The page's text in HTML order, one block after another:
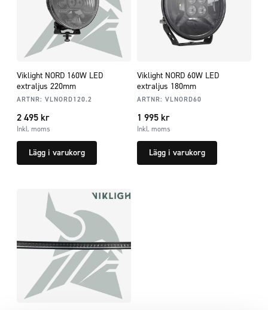
Viklight NORD 160W LED
extraljus 220mm
ARTNR: VLNORD120.2
2 495 kr
Inkl. moms
Lägg i varukorg
Viklight NORD 60W LED
extraljus 180mm
ARTNR: VLNORD60
1 995 kr
Inkl. moms
Lägg i varukorg